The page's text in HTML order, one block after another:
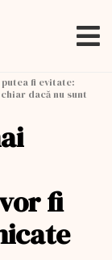
fi evitate:
dacă nu sunt
fi